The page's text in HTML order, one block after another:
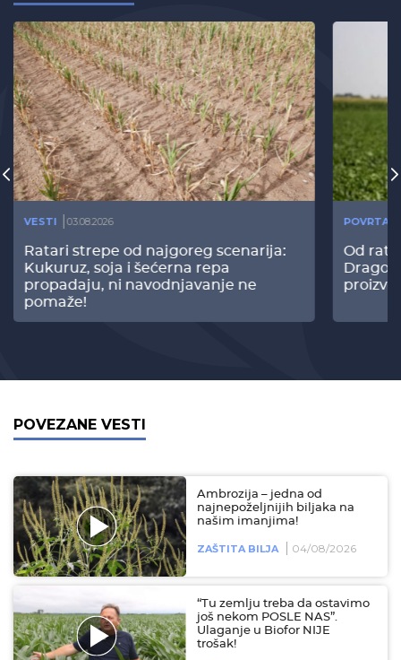
VESTI 03.08.2026
Ratari strepe od najgoreg scenarija:
Kukuruz, soja i šećerna repa
propadaju, ni navodnjavanje ne
pomaže!
Od
POVEZANE VESTI
Ambrozija – jedna od
najnepoželjnijih biljaka na
našim imanjima!
ZAŠTITA BILJA 04/08/2026
“Tu zemlju treba da ostavimo
još nekom POSLE NAS”.
Ulaganje u Biofor NIJE
trošak!